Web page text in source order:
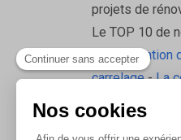
projets de
Le TOP 10 de
La préparation
carrelage-La
pavilift
Le